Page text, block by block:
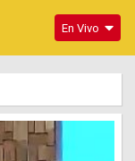
En Vivo